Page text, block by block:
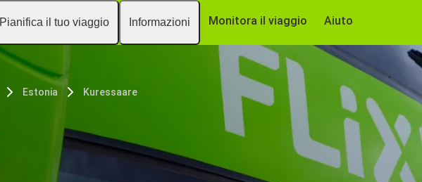
Pianifica il tuo viaggio Informazioni Monitora il viaggio Aiuto
Estonia Kuressaare